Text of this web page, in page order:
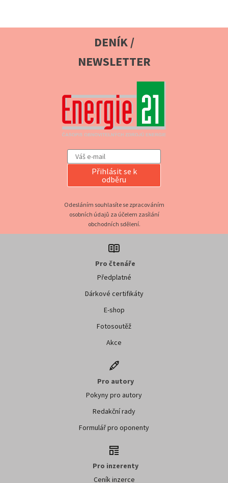
DENÍK /
NEWSLETTER
Přihlásit se k
odběru
Odesláním souhlasíte se zpracováním
osobních údajů za účelem zasílání
obchodních sdělení.
Pro čtenáře
Předplatné
Dárkové certifikáty
E-shop
Fotosoutěž
Akce
Pro autory
Pokyny pro autory
Redakční rady
Formulář pro oponenty
Pro inzerenty
Ceník inzerce